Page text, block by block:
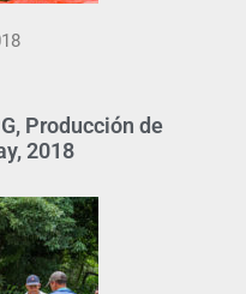
Producción de
2018